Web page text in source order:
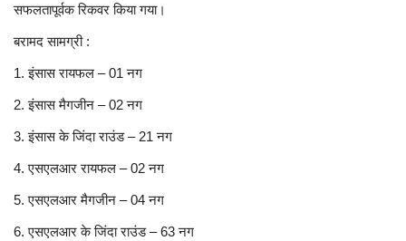
सफलतापूर्वक रिकवर किया गया।
बरामद सामग्री :
1. इंसास रायफल – 01 नग
2. इंसास मैगजीन – 02 नग
3. इंसास के जिंदा राउंड – 21 नग
4. एसएलआर रायफल – 02 नग
5. एसएलआर मैगजीन – 04 नग
6. एसएलआर के जिंदा राउंड – 63 नग